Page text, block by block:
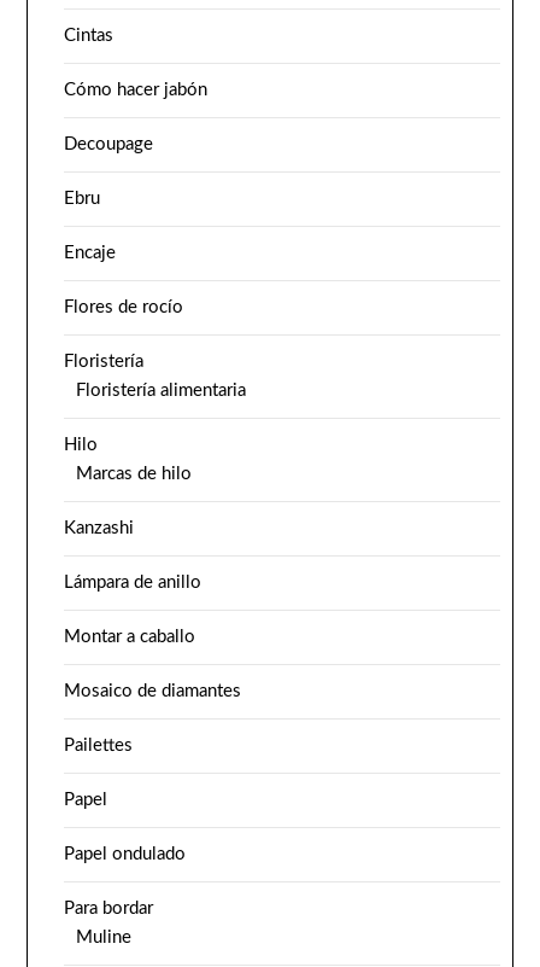
Cintas
Cómo hacer jabón
Decoupage
Ebru
Encaje
Flores de rocío
Floristería
Floristería alimentaria
Hilo
Marcas de hilo
Kanzashi
Lámpara de anillo
Montar a caballo
Mosaico de diamantes
Pailettes
Papel
Papel ondulado
Para bordar
Muline